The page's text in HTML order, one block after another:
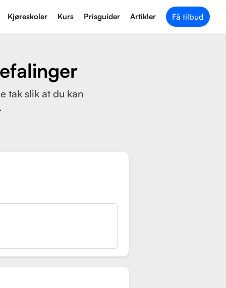
Kjøreskoler Kurs Prisguider Artikler Få tilbud
tak slik at du kan